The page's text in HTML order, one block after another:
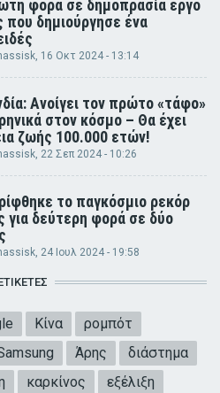
φορά σε δημοπρασία έργο
που δημιούργησε ένα
, 16 Οκτ 2024 - 13:14
Ανοίγει τον πρώτο «τάφο»
στον κόσμο – Θα έχει
ζωής 100.000 ετών!
, 22 Σεπ 2024 - 10:26
το παγκόσμιο ρεκόρ
για δεύτερη φορά σε δύο
, 24 Ιουλ 2024 - 19:58
Κίνα
ρομπότ
Άρης
διάστημα
καρκίνος
εξέλιξη